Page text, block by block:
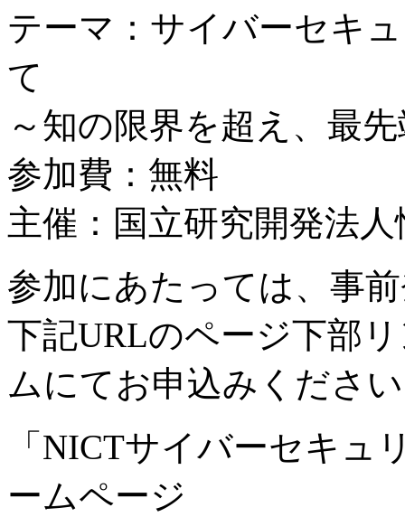
テーマ：サイバーセキ
て
～知の限界を超え、最
参加費：無料
主催：国立研究開発法
参加にあたっては、事
下記URLのページ下部
ムにてお申込みくださ
「NICTサイバーセキュ
ームページ